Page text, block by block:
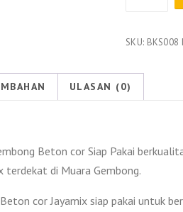
Jayamix
Gembong
2026
SKU: BKS008
ULASAN (0)
Beton cor Siap Pakai
terdekat di Muara Gembong.
cor Jayamix siap pakai untuk